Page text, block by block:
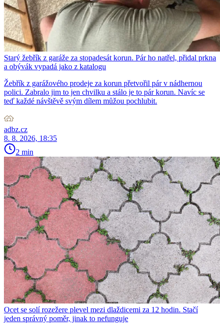
Starý žebřík z garáže za stopadesát korun. Pár ho natřel, přidal prkna
a obývák vypadá jako z katalogu
Žebřík z garážového prodeje za korun přetvořil pár v nádhernou
polici. Zabralo jim to jen chvilku a stálo je to pár korun. Navíc se
teď každé návštěvě svým dílem můžou pochlubit.
adbz.cz
8. 8. 2026, 18:35
2 min
Ocet se solí rozežere plevel mezi dlaždicemi za 12 hodin. Stačí
jeden správný poměr, jinak to nefunguje